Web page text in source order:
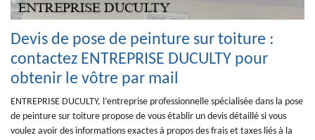
Devis de pose de peinture sur toiture :
contactez ENTREPRISE DUCULTY pour
obtenir le vôtre par mail
ENTREPRISE DUCULTY, l’entreprise professionnelle spécialisée dans la pose
de peinture sur toiture propose de vous établir un devis détaillé si vous
voulez avoir des informations exactes à propos des frais et taxes liés à la